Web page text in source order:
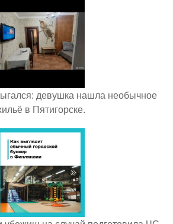
девушка нашла необычное
в Пятигорске.